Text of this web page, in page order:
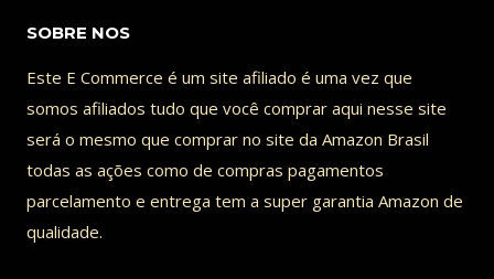
MODERADO
SOBRE NOS
Este E Commerce é um site afiliado é uma vez que
somos afiliados tudo que você comprar aqui nesse site
será o mesmo que comprar no site da Amazon Brasil
todas as ações como de compras pagamentos
parcelamento e entrega tem a super garantia Amazon de
qualidade.